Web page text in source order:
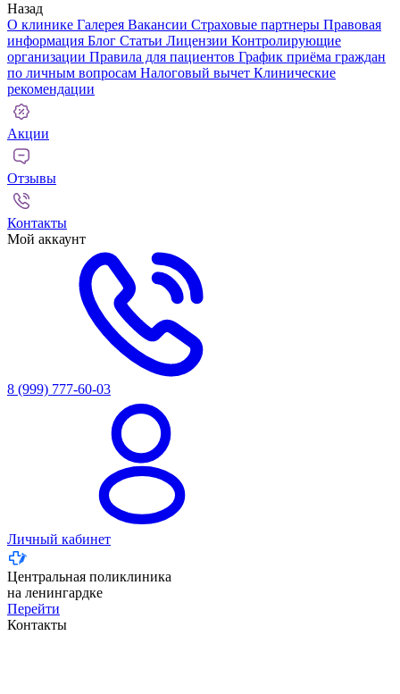
Назад
О клинике Галерея Вакансии Страховые партнеры Правовая
информация Блог Статьи Лицензии Контролирующие
организации Правила для пациентов График приёма граждан
по личным вопросам Налоговый вычет Клинические
рекомендации
Акции
Отзывы
Контакты
Мой аккаунт
8 (999) 777-60-03
Личный кабинет
Центральная поликлиника
на ленингардке
Перейти
Контакты